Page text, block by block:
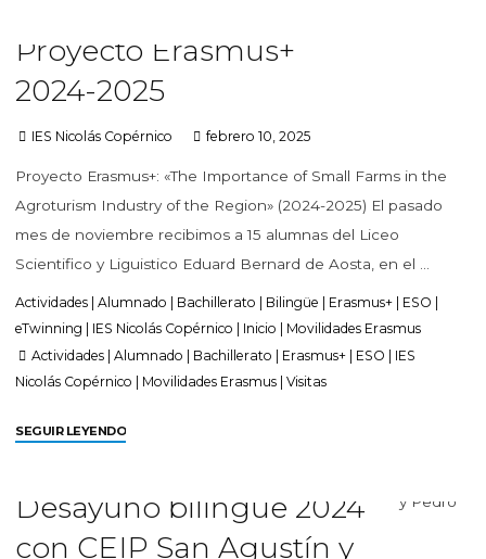
Proyecto Erasmus+
2024-2025
IES Nicolás Copérnico febrero 10, 2025
Proyecto Erasmus+: «The Importance of Small Farms in the
Agroturism Industry of the Region» (2024-2025) El pasado
mes de noviembre recibimos a 15 alumnas del Liceo
Scientifico y Liguistico Eduard Bernard de Aosta, en el …
Actividades Alumnado Bachillerato Bilingüe Erasmus+ ESO
eTwinning
IES Nicolás Copérnico Inicio
Movilidades Erasmus
Actividades |Alumnado Bachillerato Erasmus+ ESO
IES
Nicolás Copérnico
Movilidades Erasmus |Visitas
SEGUIR LEYENDO
Desayuno bilingüe 2024
con CEIP San Agustín y